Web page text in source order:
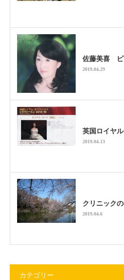
佐藤美喜 ピ
2019.04.29
英国ロイヤ
2019.04.13
クリニック
2019.04.6
カテゴリー